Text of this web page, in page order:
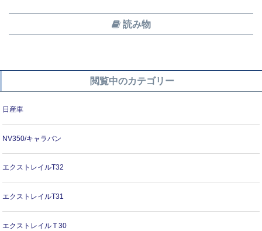
読み物
閲覧中のカテゴリー
日産車
NV350/キャラバン
エクストレイルT32
エクストレイルT31
エクストレイルＴ30